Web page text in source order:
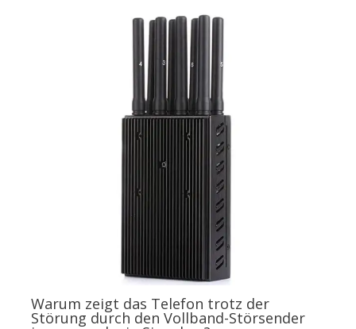
Warum zeigt das Telefon trotz der
Störung durch den Vollband-Störsender